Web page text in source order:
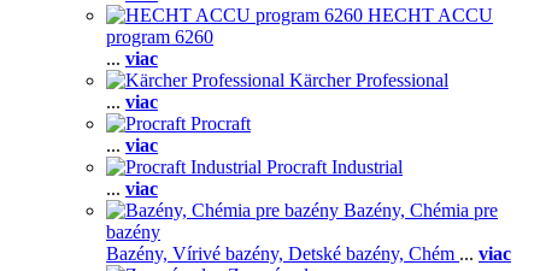
HECHT ACCU
program 6260
... viac
Kärcher Professional
... viac
Procraft
... viac
Procraft Industrial
... viac
Bazény, Chémia pre
bazény
Bazény, Vírivé bazény, Detské bazény, Chém ... viac